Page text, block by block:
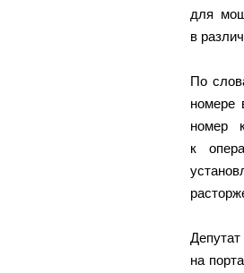
для
в
По
номере
номер
к
на